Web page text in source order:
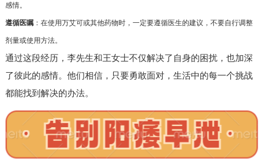
感情。
遵循医嘱：在使用万艾可或其他药物时，一定要遵循医生的建议，不要自行调整
剂量或使用方法。
通过这段经历，李先生和王女士不仅解决了自身的困扰，也加深
了彼此的感情。他们相信，只要勇敢面对，生活中的每一个挑战
都能找到解决的办法。